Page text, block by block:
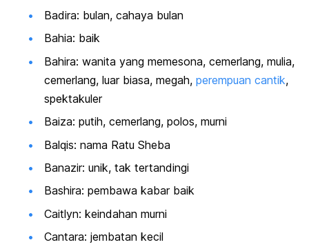
Badira: bulan, cahaya bulan
Bahia: baik
Bahira: wanita yang memesona, cemerlang, mulia,
cemerlang, luar biasa, megah, perempuan cantik,
spektakuler
Baiza: putih, cemerlang, polos, murni
Balqis: nama Ratu Sheba
Banazir: unik, tak tertandingi
Bashira: pembawa kabar baik
Caitlyn: keindahan murni
Cantara: jembatan kecil